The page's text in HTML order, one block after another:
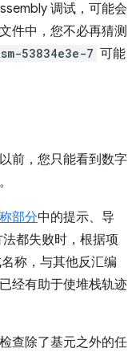
调试，可能会
件中，您不必再猜测
53834e3e-7 可能
前，您只能看到数字
部分中的提示、导
都失败时，根据项
称，与其他反汇编
经有助于使堆栈轨迹
查除了基元之外的任